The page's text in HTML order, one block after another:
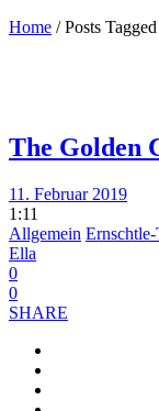
Home /Posts
The Golden
11. Februar 2019
1:11
Allgemein
Ella
0
0
SHARE